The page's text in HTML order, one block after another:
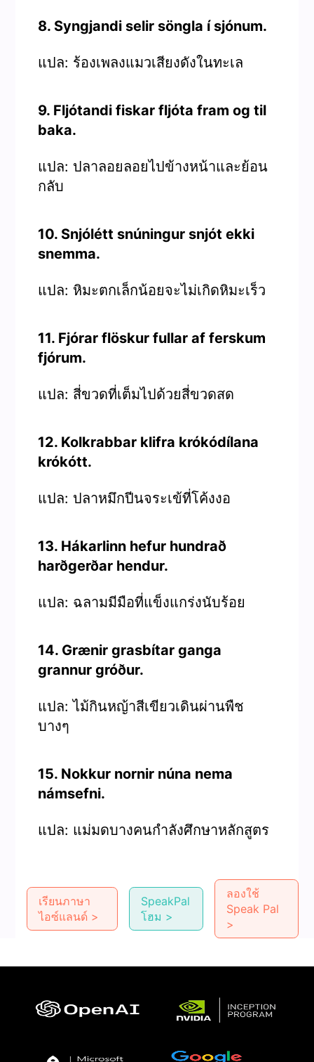
8. Syngjandi selir söngla í sjónum.
แปล: ร้องเพลงแมวเสียงดังในทะเล
9. Fljótandi fiskar fljóta fram og til
baka.
แปล: ปลาลอยลอยไปข้างหน้าและย้อน
กลับ
10. Snjólétt snúningur snjót ekki
snemma.
แปล: หิมะตกเล็กน้อยจะไม่เกิดหิมะเร็ว
11. Fjórar flöskur fullar af ferskum
fjórum.
แปล: สี่ขวดที่เต็มไปด้วยสี่ขวดสด
12. Kolkrabbar klifra krókódílana
krókótt.
แปล: ปลาหมึกปีนจระเข้ที่โค้งงอ
13. Hákarlinn hefur hundrað
harðgerðar hendur.
แปล: ฉลามมีมือที่แข็งแกร่งนับร้อย
14. Grænir grasbítar ganga
grannur gróður.
แปล: ไม้กินหญ้าสีเขียวเดินผ่านพืช
บางๆ
15. Nokkur nornir núna nema
námsefni.
แปล: แม่มดบางคนกำลังศึกษาหลักสูตร
เรียนภาษา
ไอซ์แลนด์ >
SpeakPal
โฮม >
ลองใช้
Speak Pal
>